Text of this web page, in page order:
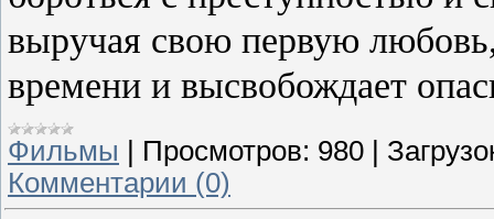
выручая свою первую
времени и высвобождает
Фильмы | Просмотров: 980 |
Комментарии (0)